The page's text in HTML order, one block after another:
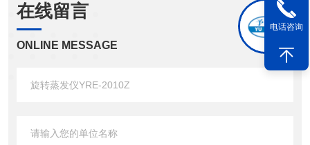
在线留言
ONLINE MESSAGE
电话咨询